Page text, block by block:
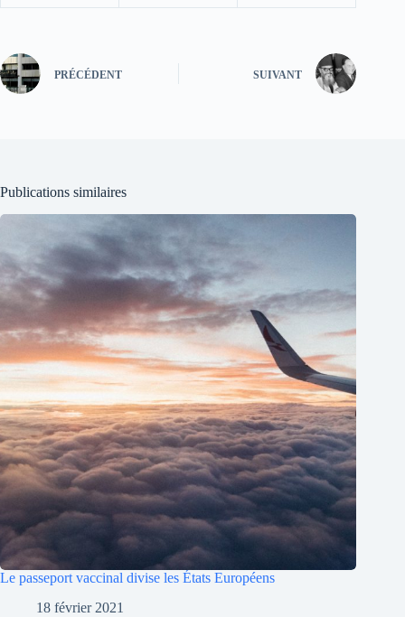
PRÉCÉDENT SUIVANT
Publications similaires
Le passeport vaccinal divise les États Européens
18 février 2021